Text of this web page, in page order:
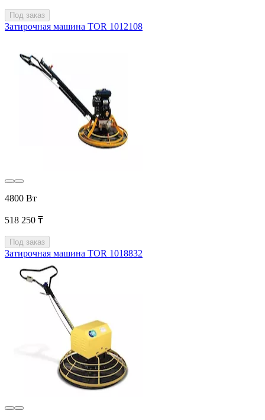
Под заказ
Затирочная машина TOR 1012108
4800 Вт
518 250 ₸
Под заказ
Затирочная машина TOR 1018832